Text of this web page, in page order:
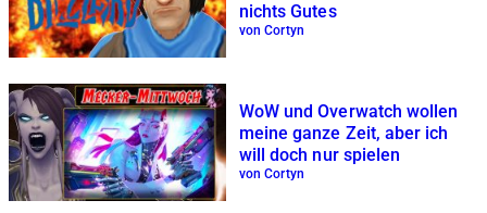
nichts Gutes
von Cortyn
WoW und Overwatch wollen
meine ganze Zeit, aber ich
will doch nur spielen
von Cortyn